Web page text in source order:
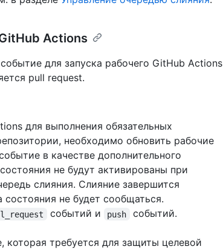
Actions
для запуска рабочего GitHub Actions
pull request.
для выполнения обязательных
необходимо обновить рабочие
в качестве дополнительного
не будут активированы при
слияния. Слияние завершится
не будет сообщаться.
событий и push событий.
требуется для защиты целевой